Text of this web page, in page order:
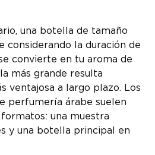
una botella de tamaño
considerando la duración de
convierte en tu aroma de
más grande resulta
ventajosa a largo plazo. Los
perfumería árabe suelen
una muestra
y una botella principal en